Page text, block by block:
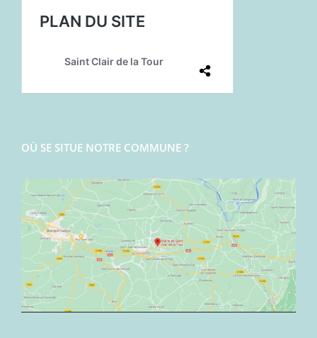
OÙ SE SITUE NOTRE COMMUNE ?